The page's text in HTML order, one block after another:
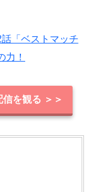
「ベストマッチ
力！
を観る ＞＞